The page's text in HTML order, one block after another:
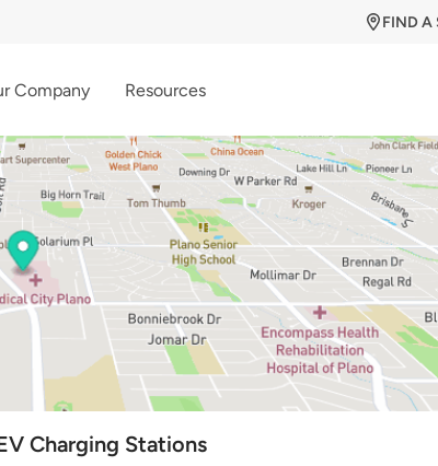
FIND A
Company Resources
Charging Stations